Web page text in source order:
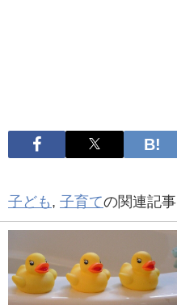
子ども , 子育ての関連記事